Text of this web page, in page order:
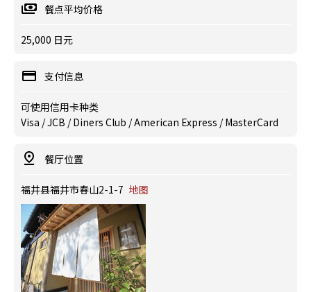
餐点平均价格
25,000 日元
支付信息
可使用信用卡种类
Visa / JCB / Diners Club / American Express / MasterCard
餐厅位置
福井县福井市春山2-1-7 地图